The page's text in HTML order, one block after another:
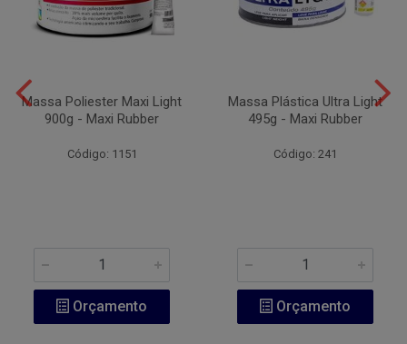
Massa Poliester Maxi Light
900g - Maxi Rubber
Código: 1151
Orçamento
Massa Plástica Ultra Light
495g - Maxi Rubber
Código: 241
Orçamento